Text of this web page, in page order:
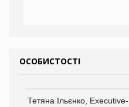
ОСОБИСТОСТІ
Тетяна Ільєнко, Executive-